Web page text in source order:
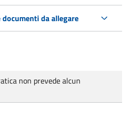
da allegare
non prevede alcun